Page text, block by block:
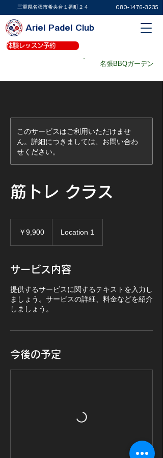
体験レッスン予約
体験レッスン予約
名張BBQガーデン
​三重県名張市希央台１番町２４ 080-1476-3235
Ariel Padel Club
このサービスはご利用いただけませ
ん。詳細につきましては、お問い合わ
せください。
筋トレ クラス
￥9,900 Location 1
サービス内容
提供するサービスに関するテキストを入力し
ましょう。サービスの詳細、料金などを紹介
しましょう。
今後の予定